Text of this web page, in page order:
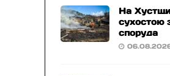
На
сухостою
споруда